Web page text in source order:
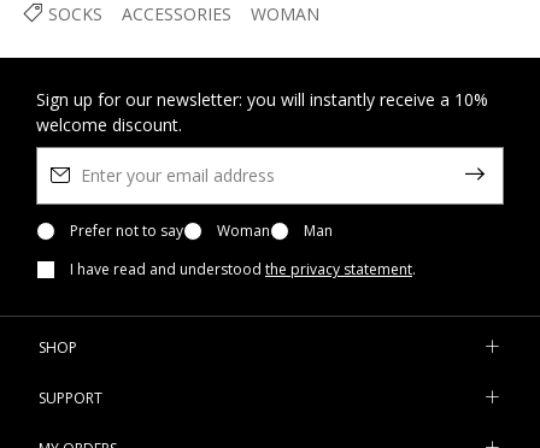
SOCKS ACCESSORIES WOMAN
Sign up for our newsletter: you will instantly receive a 10%
welcome discount.
Prefer not to say Woman
Man
I have read and understood the privacy statement.
SHOP
SUPPORT